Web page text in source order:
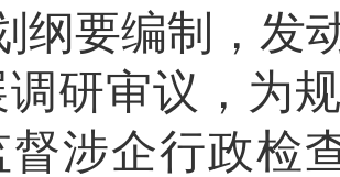
纲要编制，发
调研审议，为
督涉企行政检